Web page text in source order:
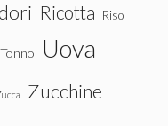
Ricotta Riso
Tonno Uova
Zucchine